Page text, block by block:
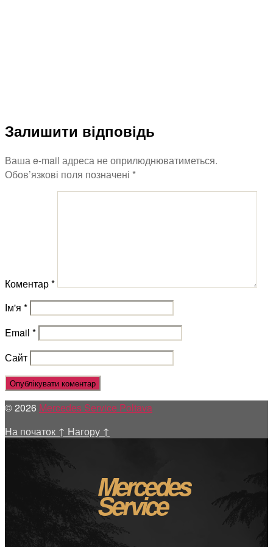
Залишити відповідь
Ваша e-mail адреса не оприлюднюватиметься.
Обов’язкові поля позначені *
Коментар*
Ім'я *
Email *
Сайт
© 2026 Mercedes Service Poltava
На початок ↑ Нагору ↑
Mercedes
Service